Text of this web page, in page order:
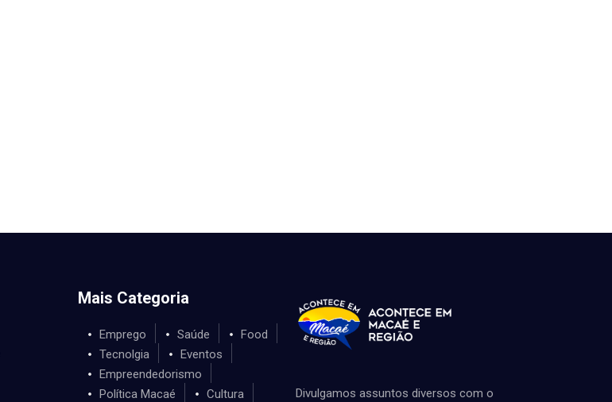
Mais Categoria
Emprego Saúde
Food
Tecnolgia
Eventos
Empreendedorismo
Política Macaé
Cultura
Divulgamos assuntos diversos com o